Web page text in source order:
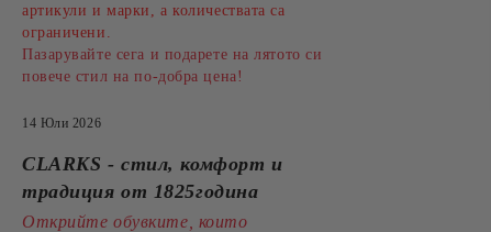
артикули и марки, а количествата са
ограничени.
Пазарувайте сега и подарете на лятото си
повече стил на по-добра цена!
14 Юли 2026
CLARKS - стил, комфорт и
традиция от 1825година
Открийте обувките, които